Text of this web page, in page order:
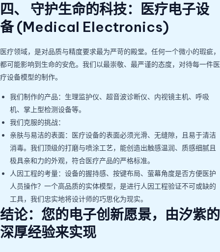
四、 守护生命的科技：医疗电子设
备 (Medical Electronics)
医疗领域，是对品质与精度要求最为严苛的殿堂。任何一个微小的瑕疵，
都可能影响到生命的安危。我们以最崇敬、最严谨的态度，对待每一件医
疗设备模型的制作。
我们制作的产品：生理监护仪、超音波诊断仪、内视镜主机、呼吸
机、掌上型检测设备等。
我们克服的挑战：
亲肤与易洁的表面：医疗设备的表面必须光滑、无缝隙，且易于清洁
消毒。我们顶级的打磨与喷涂工艺，能创造出触感温润、质感细腻且
极具亲和力的外观，符合医疗产品的严格标准。
人因工程的考量：设备的握持感、按键布局、萤幕角度是否方便医护
人员操作？一个高品质的实体模型，是进行人因工程验证不可或缺的
工具，我们忠实地将设计师的巧思化为现实。
结论：您的电子创新愿景，由汐紫的
深厚经验来实现